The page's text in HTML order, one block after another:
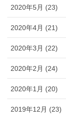
2020年5月 (23)
2020年4月 (21)
2020年3月 (22)
2020年2月 (24)
2020年1月 (20)
2019年12月 (23)